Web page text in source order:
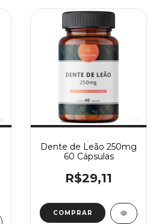
Dente de Leão 250mg
60 Cápsulas
R$29,11